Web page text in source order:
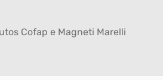
Cofap e Magneti Marelli